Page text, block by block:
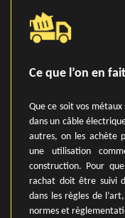
Ce que l’on en
Que ce soit vos
dans un câble
autres, on les achète
une utilisation
construction. Pour
rachat doit être suivi
dans les règles de
normes et